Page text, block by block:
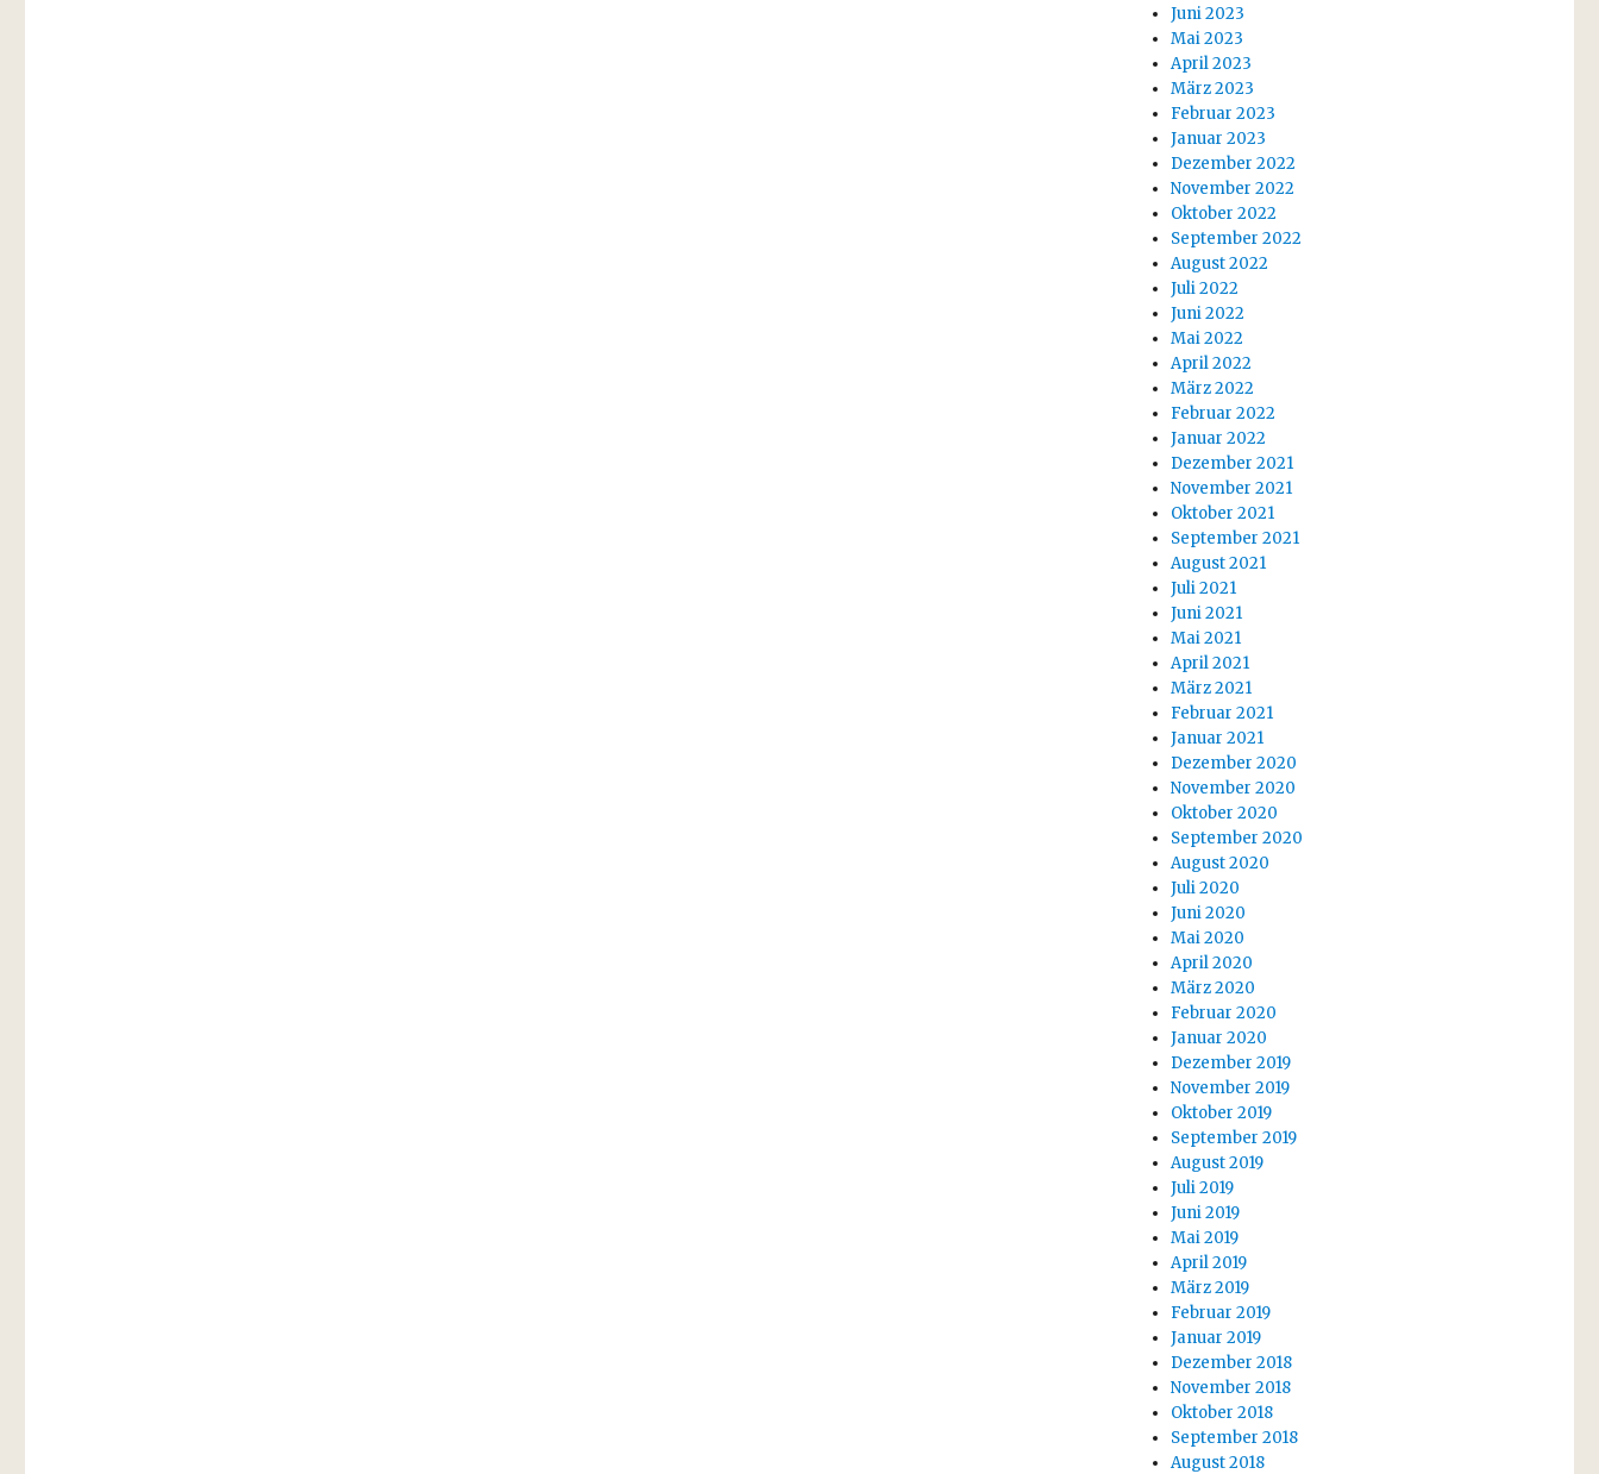
Juni 2023
Mai 2023
April 2023
März 2023
Februar 2023
Januar 2023
Dezember 2022
November 2022
Oktober 2022
September 2022
August 2022
Juli 2022
Juni 2022
Mai 2022
April 2022
März 2022
Februar 2022
Januar 2022
Dezember 2021
November 2021
Oktober 2021
September 2021
August 2021
Juli 2021
Juni 2021
Mai 2021
April 2021
März 2021
Februar 2021
Januar 2021
Dezember 2020
November 2020
Oktober 2020
September 2020
August 2020
Juli 2020
Juni 2020
Mai 2020
April 2020
März 2020
Februar 2020
Januar 2020
Dezember 2019
November 2019
Oktober 2019
September 2019
August 2019
Juli 2019
Juni 2019
Mai 2019
April 2019
März 2019
Februar 2019
Januar 2019
Dezember 2018
November 2018
Oktober 2018
September 2018
August 2018